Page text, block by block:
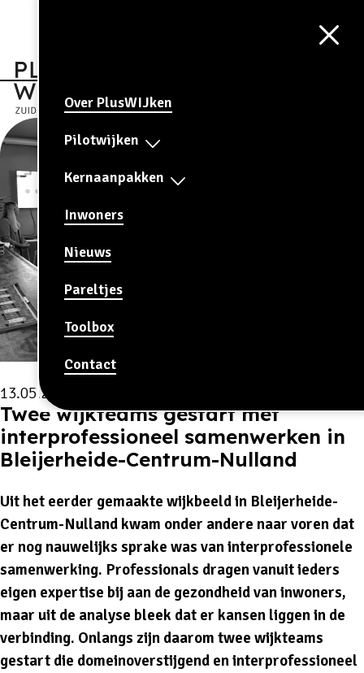
Over PlusWIJken
Pilotwijken
Kernaanpakken
Inwoners
Nieuws
Pareltjes
Toolbox
Contact
CONTRAST AAN
13.05.2026
Twee wijkteams gestart met
interprofessioneel samenwerken in
Bleijerheide-Centrum-Nulland
Uit het eerder gemaakte wijkbeeld in Bleijerheide-
Centrum-Nulland kwam onder andere naar voren dat
er nog nauwelijks sprake was van interprofessionele
samenwerking. Professionals dragen vanuit ieders
eigen expertise bij aan de gezondheid van inwoners,
maar uit de analyse bleek dat er kansen liggen in de
verbinding. Onlangs zijn daarom twee wijkteams
gestart die domeinoverstijgend en interprofessioneel